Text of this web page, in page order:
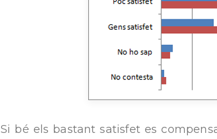
Si bé els bastant satisfet es